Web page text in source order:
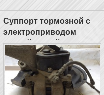
Суппорт тормозной с
электроприводом
задний левый